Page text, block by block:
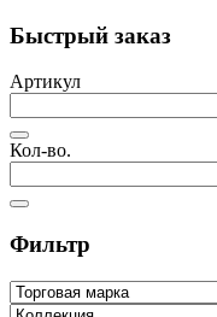
Быстрый заказ
Артикул
Кол-во.
Фильтр